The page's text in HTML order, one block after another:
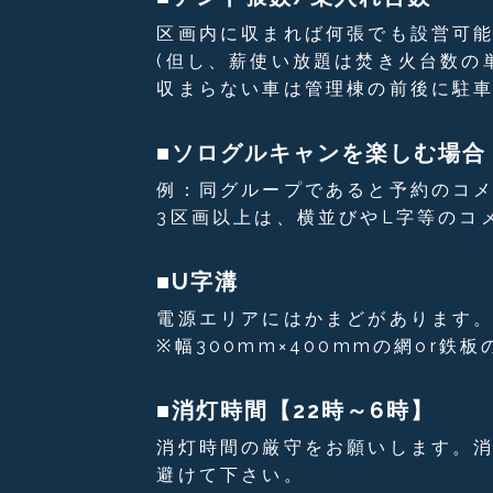
区画内に収まれば何張でも設営可
(但し、薪使い放題は焚き火台数の
収まらない車は管理棟の前後に駐
■ソログルキャンを楽しむ場合
例：同グループであると予約のコ
3区画以上は、横並びやL字等のコ
■U字溝
電源エリアにはかまどがありま
※幅300mm×400mmの網or鉄板
■消灯時間【22時～6時】
消灯時間の厳守をお願いします。
避けて下さい。